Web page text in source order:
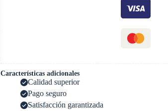
Características adicionales
Calidad superior
Pago seguro
Satisfacción garantizada